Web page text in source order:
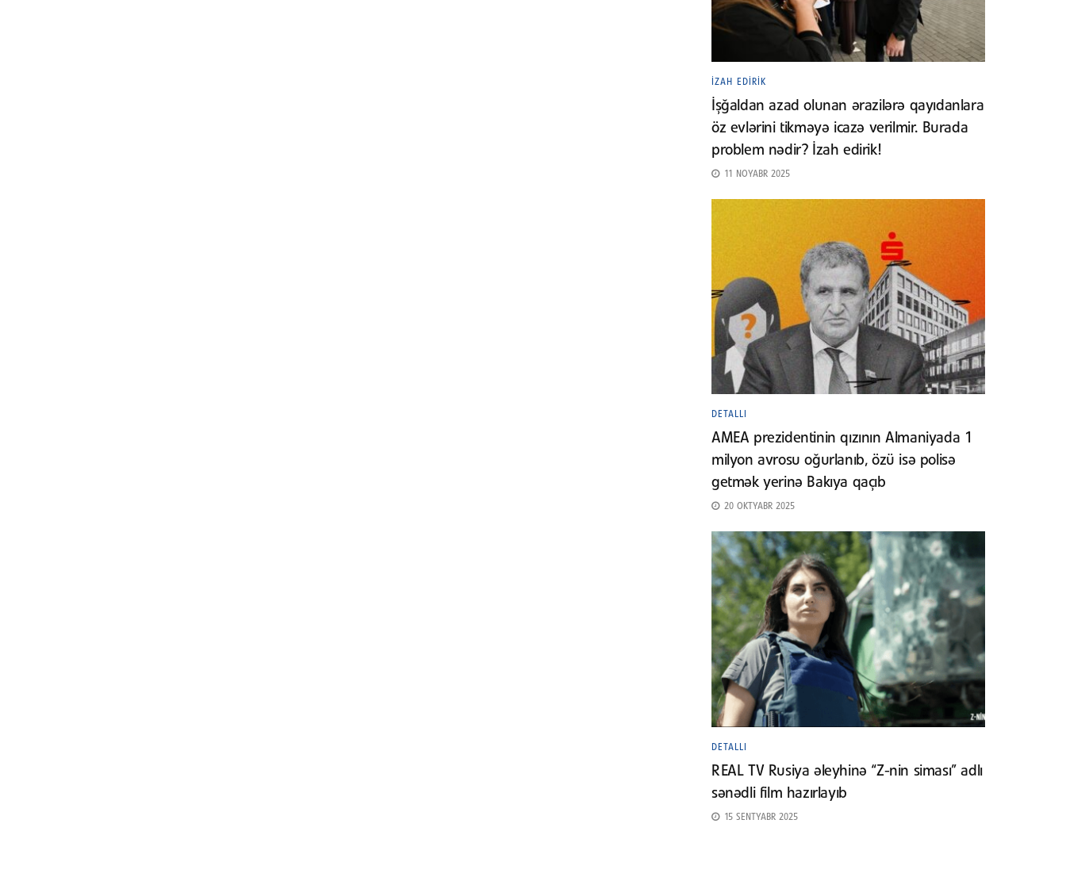
İZAH EDIRIK
İşğaldan azad olunan ərazilərə qayıdanlara
öz evlərini tikməyə icazə verilmir. Burada
problem nədir? İzah edirik!
11 NOYABR 2025
DETALLI
AMEA prezidentinin qızının Almaniyada 1
milyon avrosu oğurlanıb, özü isə polisə
getmək yerinə Bakıya qaçıb
20 OKTYABR 2025
DETALLI
REAL TV Rusiya əleyhinə “Z-nin siması” adlı
sənədli film hazırlayıb
15 SENTYABR 2025